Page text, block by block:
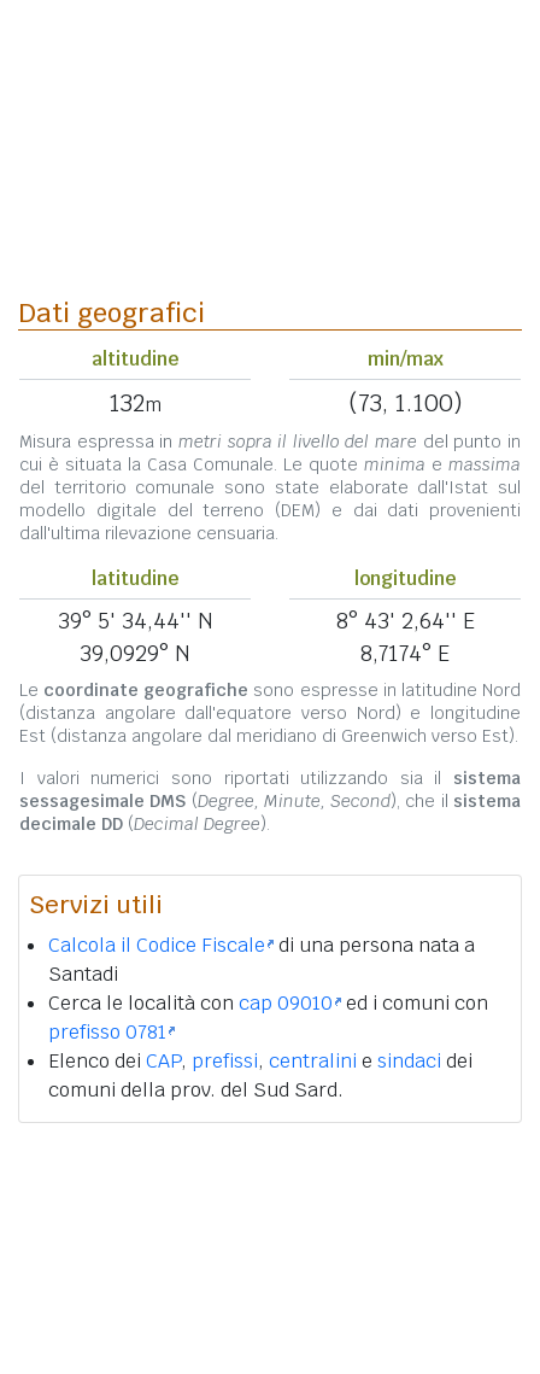
Dati geografici
altitudine
132m
min/max
(73, 1.100)
Misura espressa in metri sopra il livello del mare del punto in
cui è situata la Casa Comunale. Le quote minima e massima
del territorio comunale sono state elaborate dall'Istat sul
modello digitale del terreno (DEM) e dai dati provenienti
dall'ultima rilevazione censuaria.
latitudine
39° 5' 34,44'' N
39,0929° N
longitudine
8° 43' 2,64'' E
8,7174° E
Le coordinate geografiche sono espresse in latitudine Nord
(distanza angolare dall'equatore verso Nord) e longitudine
Est (distanza angolare dal meridiano di Greenwich verso Est).
I valori numerici sono riportati utilizzando sia il sistema
sessagesimale DMS (Degree, Minute, Second), che il sistema
decimale DD (Decimal Degree).
Servizi utili
Calcola il Codice Fiscale di una persona nata a
Santadi
Cerca le località con cap 09010 ed i comuni con
prefisso 0781
Elenco dei CAP, prefissi, centralini e sindaci dei
comuni della prov. del Sud Sard.